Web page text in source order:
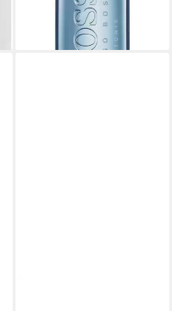
(111,48 €/ 100 ml)
lieferbar - in 2-3 Werktagen bei dir